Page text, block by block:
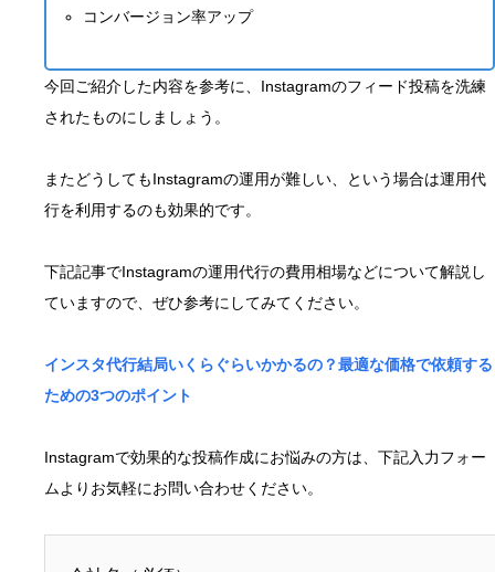
コンバージョン率アップ
今回ご紹介した内容を参考に、Instagramのフィード投稿を洗練
されたものにしましょう。
またどうしてもInstagramの運用が難しい、という場合は運用代
行を利用するのも効果的です。
下記記事でInstagramの運用代行の費用相場などについて解説し
ていますので、ぜひ参考にしてみてください。
インスタ代行結局いくらぐらいかかるの？最適な価格で依頼する
ための3つのポイント
Instagramで効果的な投稿作成にお悩みの方は、下記入力フォー
ムよりお気軽にお問い合わせください。